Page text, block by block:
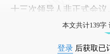
十三次领导人非正式会议
本文共计139字
登录 后获取已